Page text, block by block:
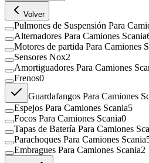
Volver
Pulmones de Suspensión Para
Alternadores Para Camiones Scania
Motores de partida Para Camiones
Sensores Nox2
Amortiguadores Para Camiones
Frenos0
Guardafangos Para Camiones
Espejos Para Camiones Scania5
Focos Para Camiones Scania0
Tapas de Batería Para Camiones
Parachoques Para Camiones Scania
Embragues Para Camiones Scania2